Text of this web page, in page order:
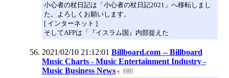
小心者の杖日記は「小心者の杖日記2021」へ移転しまし
た。よろしくお願いします。
[ インターネット ]
そしてAFPは「『イスラム国』内部捉えた
2021/02/10 21:12:01 Billboard.com -- Billboard
Music Charts - Music Entertainment Industry -
Music Business News